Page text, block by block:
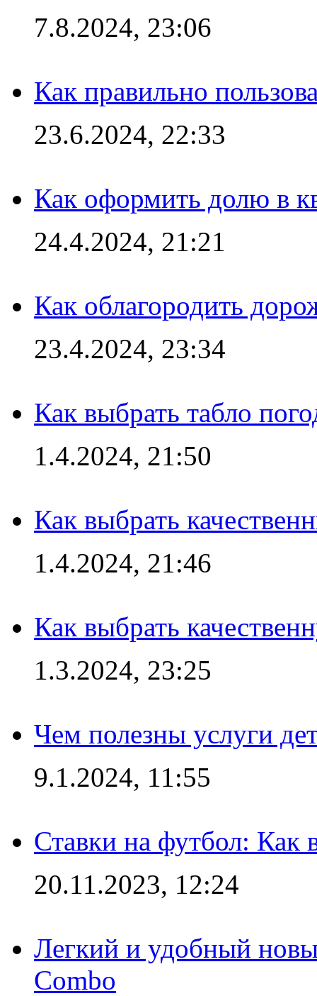
7.8.2024, 23:06
Как правильно
23.6.2024, 22:33
Как оформить долю в
24.4.2024, 21:21
Как облагородить
23.4.2024, 23:34
Как выбрать табло
1.4.2024, 21:50
Как выбрать
1.4.2024, 21:46
Как выбрать
1.3.2024, 23:25
Чем полезны услуги
9.1.2024, 11:55
Ставки на футбол: Как
20.11.2023, 12:24
Легкий и удобный
Combo